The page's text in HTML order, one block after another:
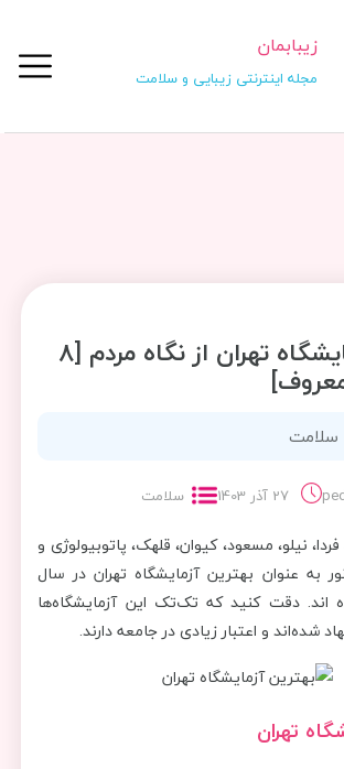
زیبابمان
مجله اینترنتی زیبایی و سلامت
بهترین آزمایشگاه تهران از نگاه مردم [8
سلامت
27 آذر 1403 سلامت
نیلو، مسعود، کیوان، قلهک، پاتوبیولوژی و
به عنوان بهترین آزمایشگاه تهران در سال
شده اند. دقت کنید که تک‌تک این آزمایشگاه‌ها
شده‌اند و اعتبار زیادی در جامعه دارند.
تهران